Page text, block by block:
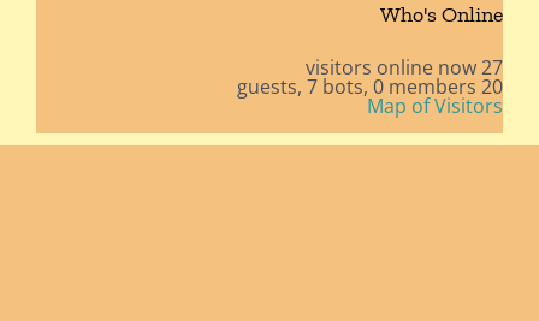
Who's Online
27 visitors online now
20 guests,
7 bots, 0 members
Map of Visitors